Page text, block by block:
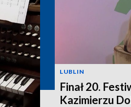
LUBLIN
Finał 20.
Kazimierzu